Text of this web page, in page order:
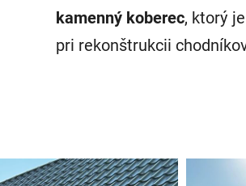
kamenný koberec, ktorý
pri rekonštrukcii